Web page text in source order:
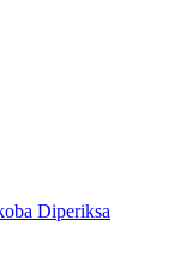
Diperiksa